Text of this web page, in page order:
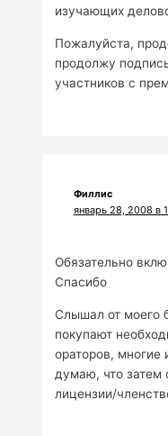
изучающих
Пожалуйста,
продолжу
участников с
Филлис
январь 28, 2008 в
Обязательно
Спасибо
Слышал от моего
покупают
ораторов, многие
думаю, что затем
лицензии/